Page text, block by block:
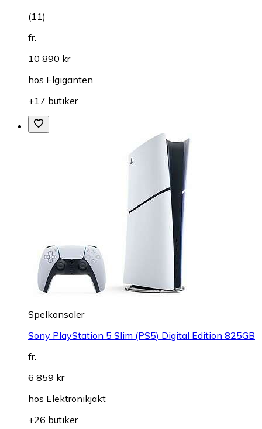
(11)
fr.
10 890 kr
hos Elgiganten
+17 butiker
Spelkonsoler
Sony PlayStation 5 Slim (PS5) Digital Edition 825GB
fr.
6 859 kr
hos Elektronikjakt
+26 butiker